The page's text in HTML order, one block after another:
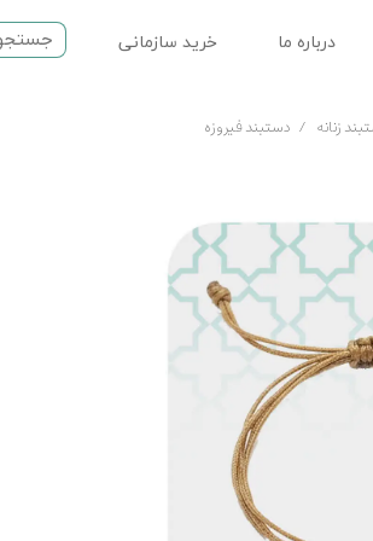
درباره ما خرید سازمانی
زنانه دستبند فیروزه